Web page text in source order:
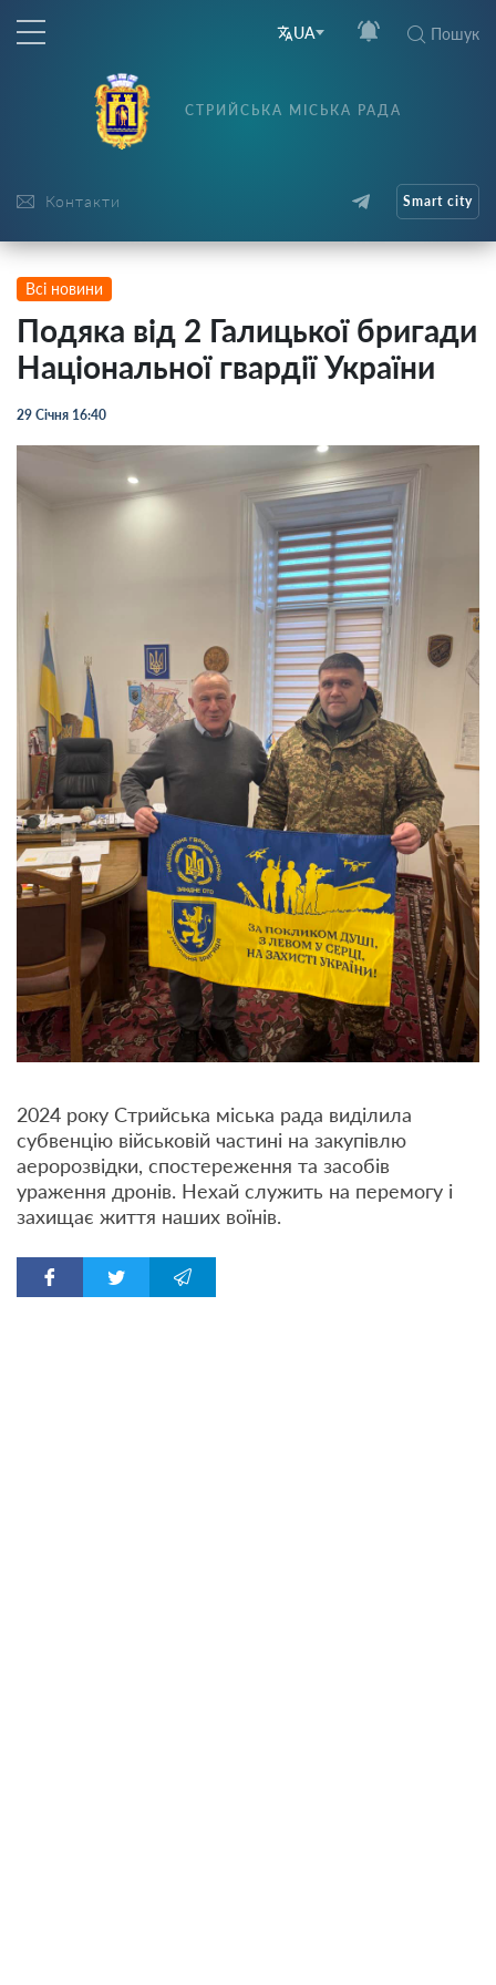
UA Пошук
Контакти
СТРИЙСЬКА МІСЬКА РАДА
Smart city
Всі новини
Подяка від 2 Галицької бригади
Національної гвардії України
29 Січня 16:40
2024 року Стрийська міська рада виділила
субвенцію військовій частині на закупівлю
аеророзвідки, спостереження та засобів
ураження дронів. Нехай служить на перемогу і
захищає життя наших воїнів.